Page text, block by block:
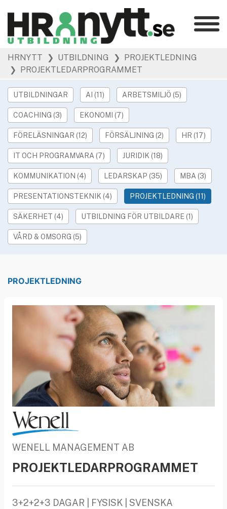
Kategorier
HR Barometer
HR-yrket
Ledarskap
Arbetsmiljö
Rekrytering
Hållbarhet »
Podcast
Event »
Våra övriga sajter
Utbildning
Rekryteringsguiden
HRNYTT ❯ UTBILDNING
❯ PROJEKTLEDNING
❯ PROJEKTLEDARPROGRAMMET
UTBILDNINGAR AI (11) ARBETSMILJÖ (5)
COACHING (3) EKONOMI (7)
FÖRELÄSNINGAR (12) FÖRSÄLJNING (2) HR (17)
IT OCH PROGRAMVARA (7) JURIDIK (18)
KOMMUNIKATION (4) LEDARSKAP (35) MBA (3)
PRESENTATIONSTEKNIK (4) PROJEKTLEDNING (11)
SÄKERHET (4) UTBILDNING FÖR UTBILDARE (1)
VÅRD & OMSORG (5)
PROJEKTLEDNING
WENELL MANAGEMENT AB
PROJEKTLEDARPROGRAMMET
3+2+2+3 DAGAR | FYSISK | SVENSKA